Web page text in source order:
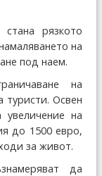
рязкото
на
под наем.
на
туристи. Освен
увеличение на
до 1500 евро,
за живот.
да